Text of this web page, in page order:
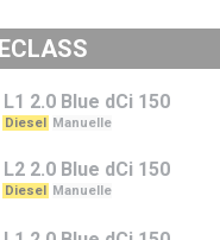
L1 2.0 Blue dCi 150
Diesel Manuelle
L2 2.0 Blue dCi 150
Diesel Manuelle